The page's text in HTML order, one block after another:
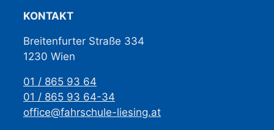
KONTAKT
Breitenfurter Straße 334
1230 Wien
01 / 865 93 64
01 / 865 93 64-34
office@fahrschule-liesing.at